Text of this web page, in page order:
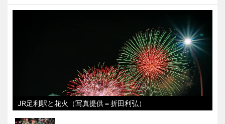
JR足利駅と花火（写真提供＝折田利弘）